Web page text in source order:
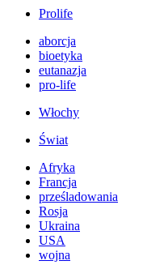
Prolife
aborcja
bioetyka
eutanazja
pro-life
Włochy
Świat
Afryka
Francja
prześladowania
Rosja
Ukraina
USA
wojna